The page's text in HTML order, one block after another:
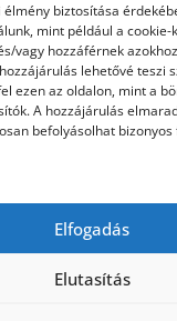
biztosítása
mint például a
vagy hozzáférnek
lehetővé teszi
ezen az oldalon, mint a
A hozzájárulás
befolyásolhat
Elfogadás
Elutasítás
könyvelőt
elengedhetetlen
működéshez
miért nem érdemes
és sokoldalúság a